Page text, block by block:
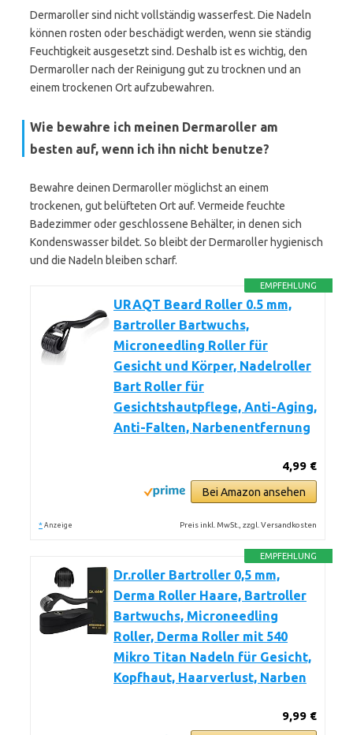
Dermaroller sind nicht vollständig wasserfest. Die Nadeln
können rosten oder beschädigt werden, wenn sie ständig
Feuchtigkeit ausgesetzt sind. Deshalb ist es wichtig, den
Dermaroller nach der Reinigung gut zu trocknen und an
einem trockenen Ort aufzubewahren.
Wie bewahre ich meinen Dermaroller am
besten auf, wenn ich ihn nicht benutze?
Bewahre deinen Dermaroller möglichst an einem
trockenen, gut belüfteten Ort auf. Vermeide feuchte
Badezimmer oder geschlossene Behälter, in denen sich
Kondenswasser bildet. So bleibt der Dermaroller hygienisch
und die Nadeln bleiben scharf.
EMPFEHLUNG
URAQT Beard Roller 0.5 mm,
Bartroller Bartwuchs,
Microneedling Roller für
Gesicht und Körper, Nadelroller
Bart Roller für
Gesichtshautpflege, Anti-Aging,
Anti-Falten, Narbenentfernung
4,99 €
Bei Amazon ansehen
* Anzeige Preis inkl. MwSt., zzgl. Versandkosten
EMPFEHLUNG
Dr.roller Bartroller 0,5 mm,
Derma Roller Haare, Bartroller
Bartwuchs, Microneedling
Roller, Derma Roller mit 540
Mikro Titan Nadeln für Gesicht,
Kopfhaut, Haarverlust, Narben
9,99 €